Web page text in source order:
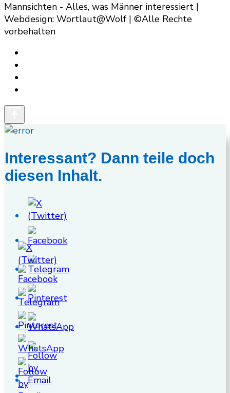
Mannsichten - Alles, was Männer interessiert |
Webdesign: Wortlaut@Wolf | ©Alle Rechte
vorbehalten
Interessant? Dann teile doch
diesen Inhalt.